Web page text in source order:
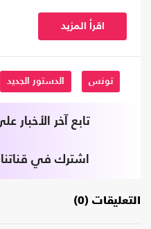
اقرأ المزيد
تونس الدستور الجديد
تابع آخر الأخبار
اشترك في
التعليقات (0)